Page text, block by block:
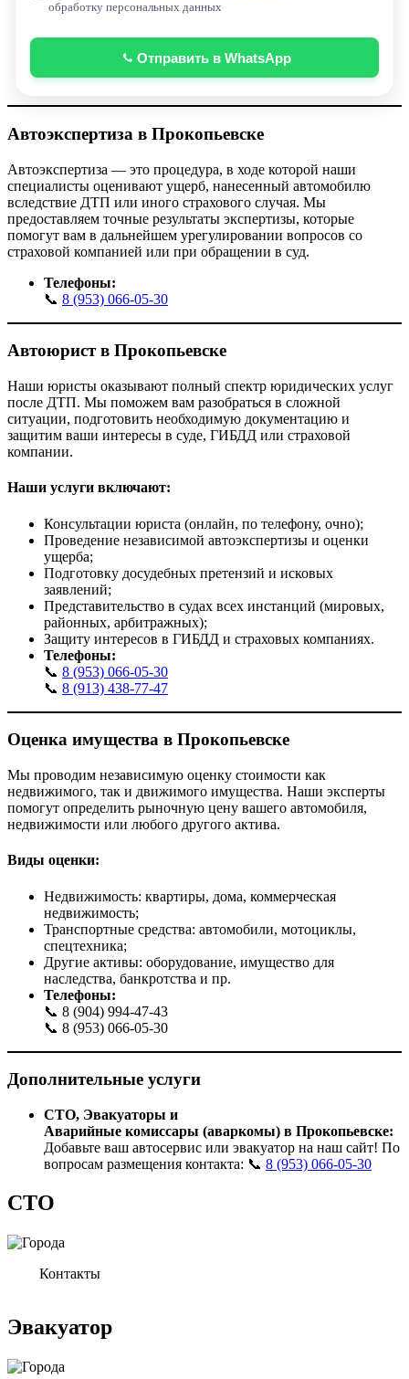
обработку персональных данных
Отправить в WhatsApp
Автоэкспертиза в Прокопьевске
Автоэкспертиза — это процедура, в ходе которой наши
специалисты оценивают ущерб, нанесенный автомобилю
вследствие ДТП или иного страхового случая. Мы
предоставляем точные результаты экспертизы, которые
помогут вам в дальнейшем урегулировании вопросов со
страховой компанией или при обращении в суд.
Телефоны:
📞 8 (953) 066-05-30
Автоюрист в Прокопьевске
Наши юристы оказывают полный спектр юридических услуг
после ДТП. Мы поможем вам разобраться в сложной
ситуации, подготовить необходимую документацию и
защитим ваши интересы в суде, ГИБДД или страховой
компании.
Наши услуги включают:
Консультации юриста (онлайн, по телефону, очно);
Проведение независимой автоэкспертизы и оценки
ущерба;
Подготовку досудебных претензий и исковых
заявлений;
Представительство в судах всех инстанций (мировых,
районных, арбитражных);
Защиту интересов в ГИБДД и страховых компаниях.
Телефоны:
📞 8 (953) 066-05-30
📞 8 (913) 438-77-47
Оценка имущества в Прокопьевске
Мы проводим независимую оценку стоимости как
недвижимого, так и движимого имущества. Наши эксперты
помогут определить рыночную цену вашего автомобиля,
недвижимости или любого другого актива.
Виды оценки:
Недвижимость: квартиры, дома, коммерческая
недвижимость;
Транспортные средства: автомобили, мотоциклы,
спецтехника;
Другие активы: оборудование, имущество для
наследства, банкротства и пр.
Телефоны:
📞 8 (904) 994-47-43
📞 8 (953) 066-05-30
Дополнительные услуги
СТО, Эвакуаторы и
Аварийные комиссары (аваркомы) в Прокопьевске:
Добавьте ваш автосервис или эвакуатор на наш сайт! По
вопросам размещения контакта: 📞 8 (953) 066-05-30
СТО
Контакты
Эвакуатор